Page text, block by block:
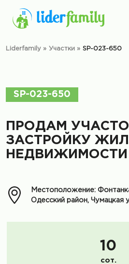
Liderfamily » Участки » SP-023-650
SP-023-650
ПРОДАМ
ЗАСТРОЙКУ
НЕДВИЖИМОСТИ
Местоположение:
Одесский район, Чумацкая
10
сот.